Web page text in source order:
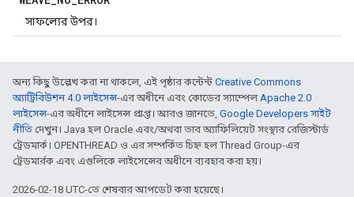
সাফল্যের উপর।
অন্য কিছু উল্লেখ করা না থাকলে, এই পৃষ্ঠার কন্টেন্ট Creative Commons
অ্যাট্রিবিউশন 4.0 লাইসেন্স-এর অধীনে এবং কোডের স্যাম্পেলApache 2.0
লাইসেন্স-এর অধীনে লাইসেন্স প্রাপ্ত। আরও জানতে, Google Developers সাইট
নীতি দেখুন। Java হল Oracle এবং/অথবা তার অ্যাফিলিয়েট সংস্থার রেজিস্টার্ড
ট্রেডমার্ক। OPENTHREAD ও এর সম্পর্কিত চিহ্ন হল Thread Group-এর
ট্রেডমার্রক এবং এগুলিকে লাইসেন্সের অধীনে ব্যবহার করা হয়।
2026-02-18 UTC-তে শেষবার আপডেট করা হয়েছে।